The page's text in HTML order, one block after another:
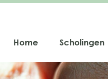
Home Scholingen